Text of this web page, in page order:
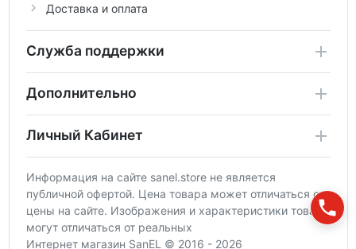
Доставка и оплата
Служба поддержки
Дополнительно
Личный Кабинет
Информация на сайте sanel.store не является
публичной офертой. Цена товара может отличаться от
цены на сайте. Изображения и характеристики товара
могут отличаться от реальных
Интернет магазин SanEL © 2016 - 2026